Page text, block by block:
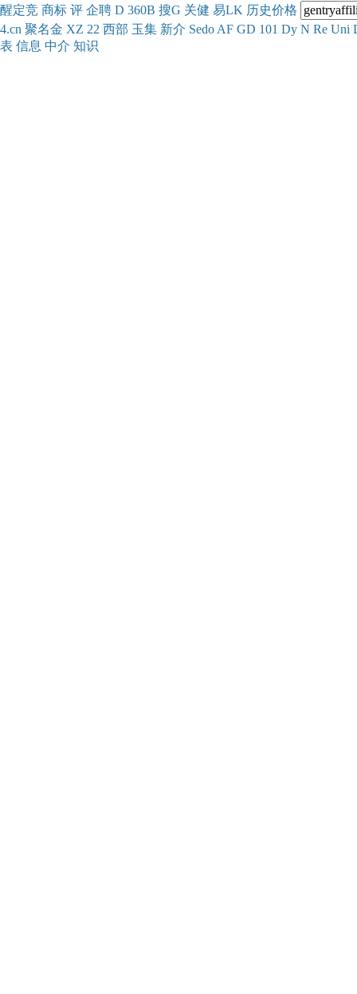
醒定竞 商标 评 企聘 D 360B 搜G 关健 易LK 历史价格
4.cn 聚名金 XZ 22 西部 玉集 新介 Sedo AF GD 101 Dy N Re Uni
表 信息 中介 知识